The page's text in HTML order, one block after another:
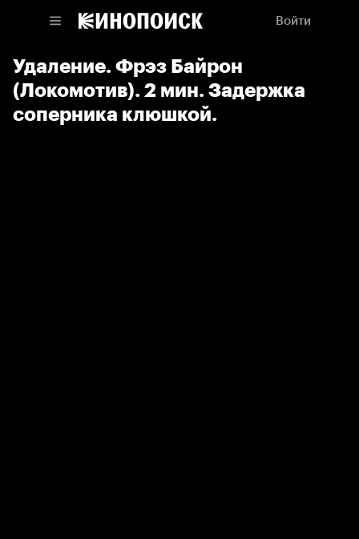
Войти
Удаление. Фрэз Байрон
(Локомотив). 2 мин. Задержка
соперника клюшкой.